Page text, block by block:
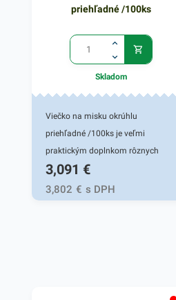
priehľadné /100ks
Skladom
Viečko na misku okrúhlu
priehľadné /100ks je veľmi
praktickým doplnkom rôznych
gastronomických reštaurácií a
iných potravinových prevádzok.
Priehľadné viečko je vhodné pre
3,091 €
3,802 € s DPH